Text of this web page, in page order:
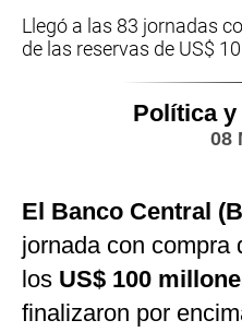
Llegó a las 83 jornadas
de las reservas de US$
Política
08
El Banco Central
jornada con compra
los US$ 100
finalizaron por